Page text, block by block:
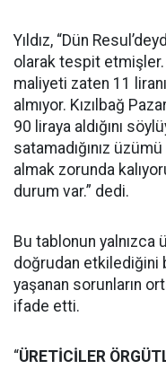
Yıldız, “Dün
olarak tespit etmişler.
maliyeti zaten 11
almıyor. Kızılbağ
90 liraya aldığını
satamadığınız
almak zorunda
durum var.” dedi.
Bu tablonun
doğrudan etkilediğini
yaşanan sorunların
ifade etti.
“ÜRETİCİLER